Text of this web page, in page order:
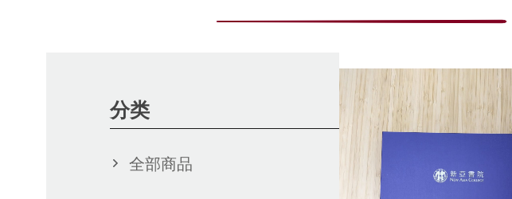
分类
全部商品